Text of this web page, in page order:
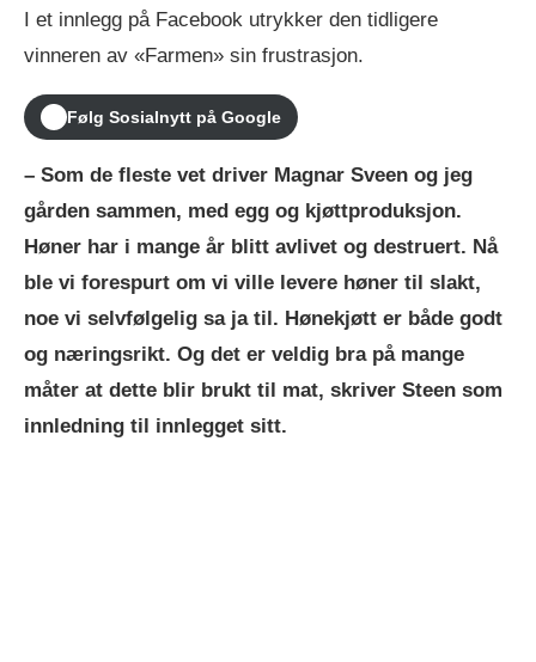
I et innlegg på Facebook utrykker den tidligere
vinneren av «Farmen» sin frustrasjon.
Følg Sosialnytt på Google
– Som de fleste vet driver Magnar Sveen og jeg
gården sammen, med egg og kjøttproduksjon.
Høner har i mange år blitt avlivet og destruert. Nå
ble vi forespurt om vi ville levere høner til slakt,
noe vi selvfølgelig sa ja til. Hønekjøtt er både godt
og næringsrikt. Og det er veldig bra på mange
måter at dette blir brukt til mat, skriver Steen som
innledning til innlegget sitt.